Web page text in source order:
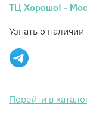
ТЦ Хорошо! -
Узнать о наличии
Перейти в